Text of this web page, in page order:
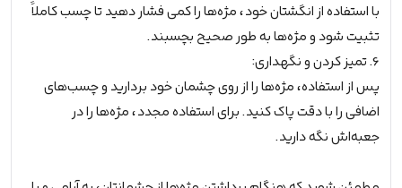
با استفاده از انگشتان خود، مژه‌ها را کمی فشار دهید تا چسب کاملاً
تثبیت شود و مژه‌ها به طور صحیح بچسبند.
6. تمیز کردن و نگهداری:
پس از استفاده، مژه‌ها را از روی چشمان خود بردارید و چسب‌های
اضافی را با دقت پاک کنید. برای استفاده مجدد، مژه‌ها را در
جعبه‌اش نگه دارید.